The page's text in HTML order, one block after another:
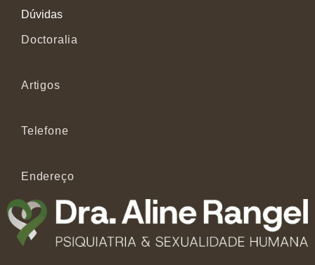
Dúvidas
Doctoralia
Artigos
Telefone
Endereço